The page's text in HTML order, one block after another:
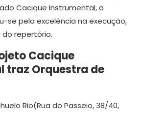
Cacique Instrumental, o
se pela excelência na execução,
do repertório.
Cacique
traz Orquestra de
Rio(Rua do Passeio, 38/40,